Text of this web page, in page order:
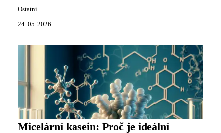
Ostatní
24. 05. 2026
Micelární kasein: Proč je ideální